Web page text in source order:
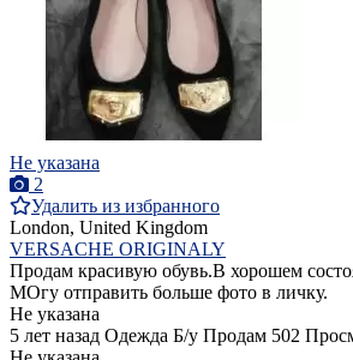
Не указана
2
Удалить из избранного
London, United Kingdom
VERSACHE ORIGINALY
Продам красивую обувь.В хорошем
МОгу отправить больше фото в личку.
Не указана
5 лет назад Одежда Б/у Продам 502